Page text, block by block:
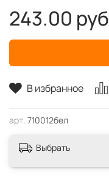
В избранное
арт. 710012бел
243.00 руб
Выбрать